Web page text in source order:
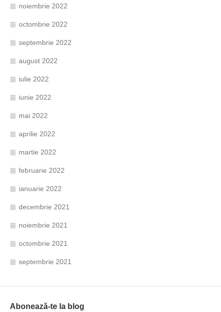
noiembrie 2022
octombrie 2022
septembrie 2022
august 2022
iulie 2022
iunie 2022
mai 2022
aprilie 2022
martie 2022
februarie 2022
ianuarie 2022
decembrie 2021
noiembrie 2021
octombrie 2021
septembrie 2021
Abonează-te la blog